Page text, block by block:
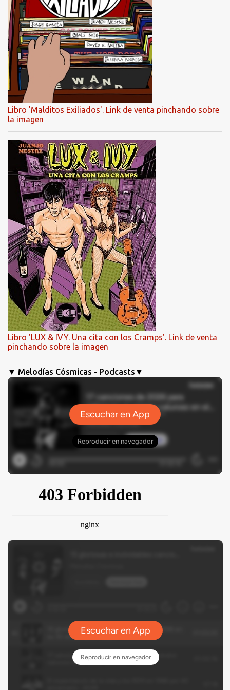
Libro 'Malditos Exiliados'. Link de venta pinchando sobre
la imagen
Libro 'LUX & IVY. Una cita con los Cramps'. Link de venta
pinchando sobre la imagen
▼ Melodías Cósmicas - Podcasts▼